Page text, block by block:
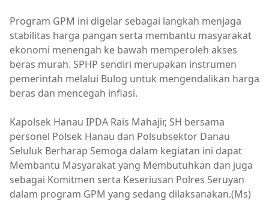
Program GPM ini digelar sebagai langkah menjaga
stabilitas harga pangan serta membantu masyarakat
ekonomi menengah ke bawah memperoleh akses
beras murah. SPHP sendiri merupakan instrumen
pemerintah melalui Bulog untuk mengendalikan harga
beras dan mencegah inflasi.
Kapolsek Hanau IPDA Rais Mahajir, SH bersama
personel Polsek Hanau dan Polsubsektor Danau
Seluluk Berharap Semoga dalam kegiatan ini dapat
Membantu Masyarakat yang Membutuhkan dan juga
sebagai Komitmen serta Keseriusan Polres Seruyan
dalam program GPM yang sedang dilaksanakan.(Ms)